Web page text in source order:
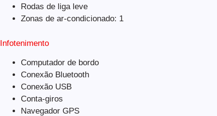
Rodas de liga leve
Zonas de ar-condicionado: 1
Infotenimento
Computador de bordo
Conexão Bluetooth
Conexão USB
Conta-giros
Navegador GPS